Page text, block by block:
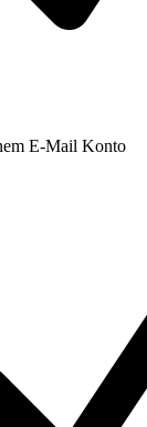
E-Mail Konto